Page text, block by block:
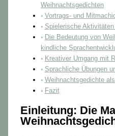
Weihnachtsgedichten
Vortrags- und
Spielerische
Die Bedeutung von
kindliche
Kreativer Umgang mit
Sprachliche Übungen
Weihnachtsgedichte
Fazit
Einleitung: Die